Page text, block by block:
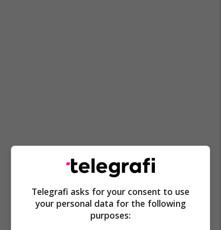
Telegrafi asks for your consent to use
your personal data for the following
purposes: